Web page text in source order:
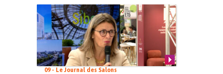
09 - Le Journal des Salons